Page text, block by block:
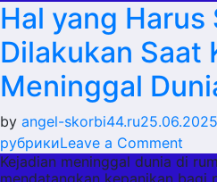
Saat
Masa
Duka
Hal yang Harus
Dilakukan Saat
Meninggal
by angel-skorbi44.ru25.06.2025
рубрикиLeave a Comment
Hal
Kejadian meninggal dunia di
mendatangkan kepanikan bagi